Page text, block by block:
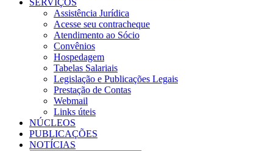
SERVIÇOS
Assistência Jurídica
Acesse seu contracheque
Atendimento ao Sócio
Convênios
Hospedagem
Tabelas Salariais
Legislação e Publicações Legais
Prestação de Contas
Webmail
Links úteis
NÚCLEOS
PUBLICAÇÕES
NOTÍCIAS